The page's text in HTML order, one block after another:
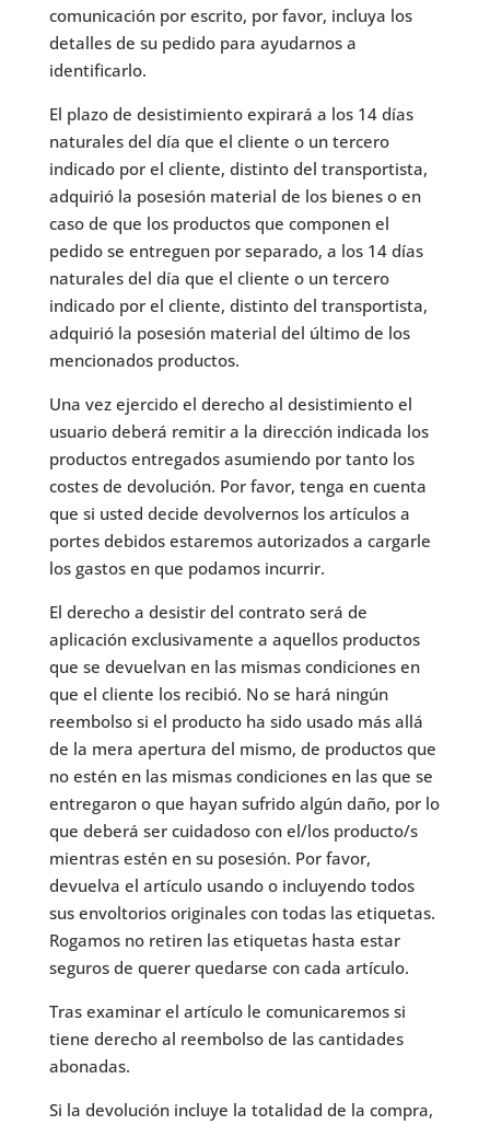
comunicación por escrito, por favor, incluya los
detalles de su pedido para ayudarnos a
identificarlo.
El plazo de desistimiento expirará a los 14 días
naturales del día que el cliente o un tercero
indicado por el cliente, distinto del transportista,
adquirió la posesión material de los bienes o en
caso de que los productos que componen el
pedido se entreguen por separado, a los 14 días
naturales del día que el cliente o un tercero
indicado por el cliente, distinto del transportista,
adquirió la posesión material del último de los
mencionados productos.
Una vez ejercido el derecho al desistimiento el
usuario deberá remitir a la dirección indicada los
productos entregados asumiendo por tanto los
costes de devolución. Por favor, tenga en cuenta
que si usted decide devolvernos los artículos a
portes debidos estaremos autorizados a cargarle
los gastos en que podamos incurrir.
El derecho a desistir del contrato será de
aplicación exclusivamente a aquellos productos
que se devuelvan en las mismas condiciones en
que el cliente los recibió. No se hará ningún
reembolso si el producto ha sido usado más allá
de la mera apertura del mismo, de productos que
no estén en las mismas condiciones en las que se
entregaron o que hayan sufrido algún daño, por lo
que deberá ser cuidadoso con el/los producto/s
mientras estén en su posesión. Por favor,
devuelva el artículo usando o incluyendo todos
sus envoltorios originales con todas las etiquetas.
Rogamos no retiren las etiquetas hasta estar
seguros de querer quedarse con cada artículo.
Tras examinar el artículo le comunicaremos si
tiene derecho al reembolso de las cantidades
abonadas.
Si la devolución incluye la totalidad de la compra,